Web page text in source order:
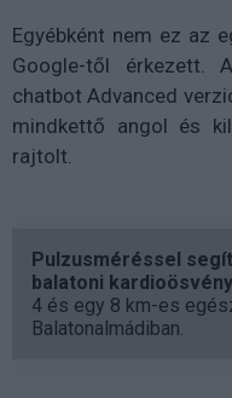
Egyébként nem ez az
Google-től érkezett.
chatbot Advanced
mindkettő angol és
rajtolt.
Pulzusméréssel
balatoni
4 és egy 8 km-es
Balatonalmádiban.